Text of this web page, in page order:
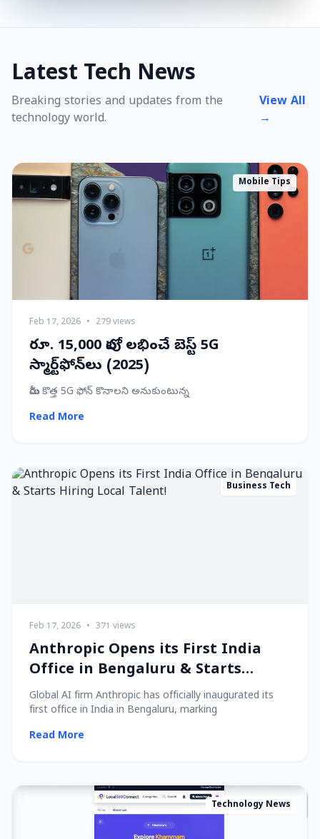
Latest Tech News
Breaking stories and updates from the
technology world.
View All
→
Mobile Tips
Feb 17, 2026 • 279 views
రూ. 15,000 లోపు లభించే బెస్ట్ 5G
స్మార్ట్‌ఫోన్‌లు (2025)
మీరు కొత్త 5G ఫోన్ కొనాలని అనుకుంటున్న
Read More
Business Tech
Feb 17, 2026 • 371 views
Anthropic Opens its First India
Office in Bengaluru & Starts
Hiring Local Talent!
Global AI firm Anthropic has officially inaugurated its
first office in India in Bengaluru, marking
Read More
Technology News